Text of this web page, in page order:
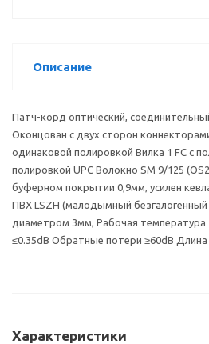
Описание
Патч-корд оптический,
Оконцован с двух сторон
одинаковой полировкой Вилка 1 FC с
полировкой UPC Волокно SM 9/125
буферном покрытии 0,9мм, усилен
ПВХ LSZH (малодымный
диаметром 3мм, Рабочая температура
≤0.35dB Обратные потери ≥60dB
Характеристики